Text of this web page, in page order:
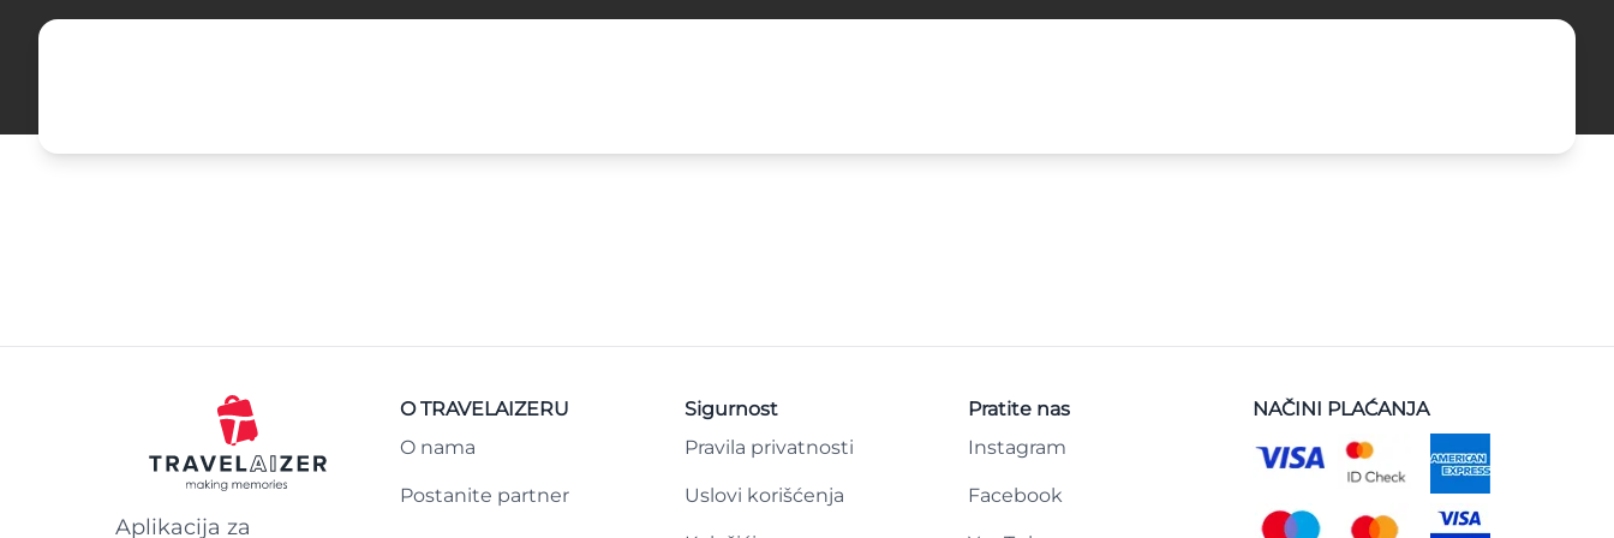
Aplikacija za
O TRAVELAIZERU
O nama
Postanite partner
Sigurnost
Pravila privatnosti
Uslovi korišćenja
Pratite nas
Instagram
Facebook
NAČINI PLAĆANJA